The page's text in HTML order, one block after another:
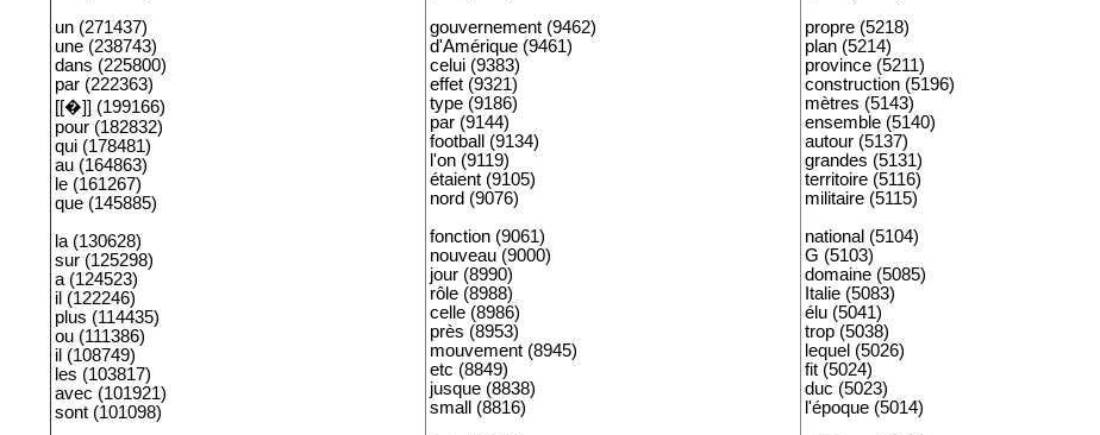
un (271437)
une (238743)
dans (225800)
par (222363)
[[�]] (199166)
pour (182832)
qui (178481)
au (164863)
le (161267)
que (145885)
la (130628)
sur (125298)
a (124523)
il (122246)
plus (114435)
ou (111386)
il (108749)
les (103817)
avec (101921)
sont (101098)
gouvernement (9462)
d'Amérique (9461)
celui (9383)
effet (9321)
type (9186)
par (9144)
football (9134)
l'on (9119)
étaient (9105)
nord (9076)
fonction (9061)
nouveau (9000)
jour (8990)
rôle (8988)
celle (8986)
près (8953)
mouvement (8945)
etc (8849)
jusque (8838)
small (8816)
propre (5218)
plan (5214)
province (5211)
construction (5196)
mètres (5143)
ensemble (5140)
autour (5137)
grandes (5131)
territoire (5116)
militaire (5115)
national (5104)
G (5103)
domaine (5085)
Italie (5083)
élu (5041)
trop (5038)
lequel (5026)
fit (5024)
duc (5023)
l'époque (5014)